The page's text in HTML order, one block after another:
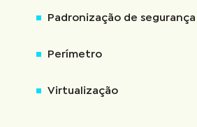
Padronização de segurança
Perímetro
Virtualização